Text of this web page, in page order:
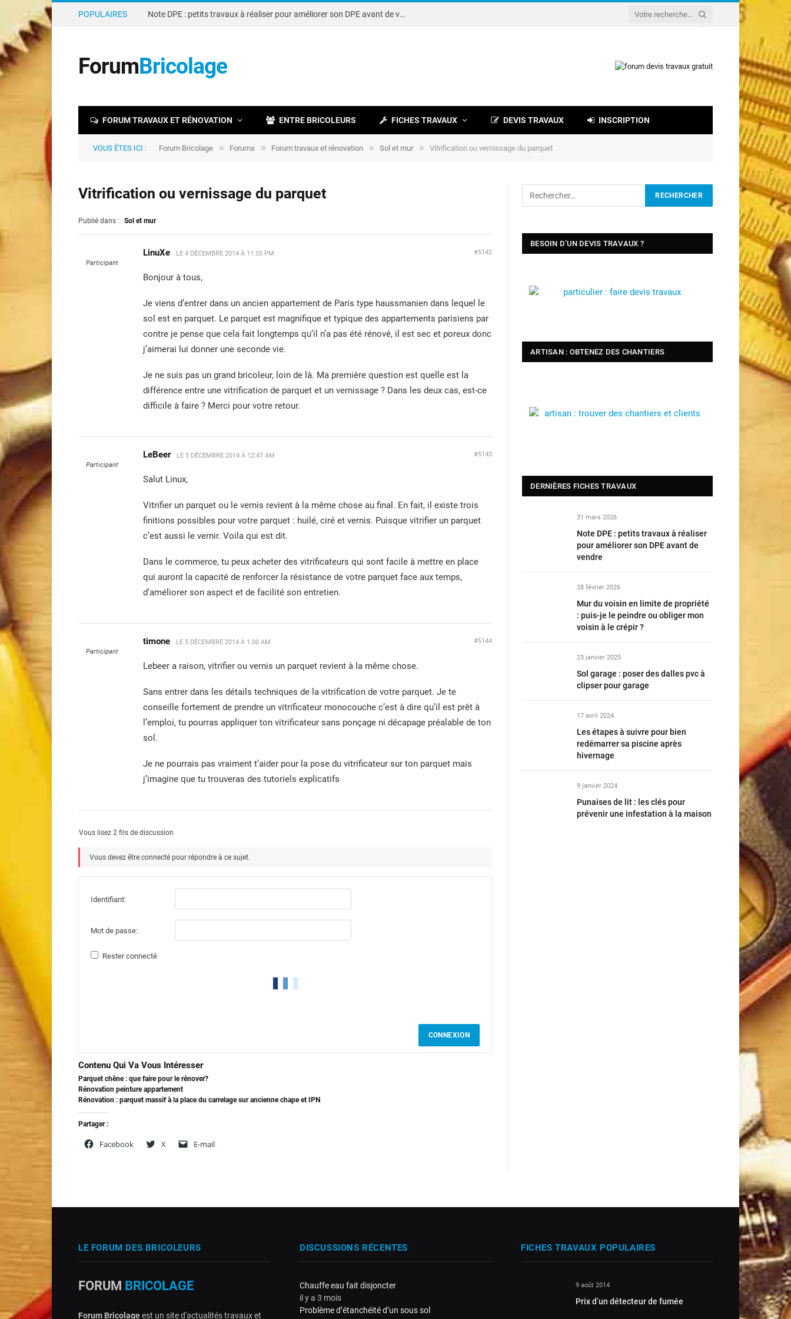
POPULAIRES Note DPE : petits travaux à réaliser pour améliorer son DPE avant de vendre
ForumBricolage
FORUM TRAVAUX ET RÉNOVATION ENTRE BRICOLEURS FICHES TRAVAUX DEVIS TRAVAUX INSCRIPTION
VOUS ÊTES ICI : Forum Bricolage » Forums » Forum travaux et rénovation » Sol et mur » Vitrification ou vernissage du parquet
Vitrification ou vernissage du parquet
Publié dans : Sol et mur
Participant
LinuXe LE 4 DÉCEMBRE 2014 À 11:55 PM #5142
Bonjour à tous,
Je viens d’entrer dans un ancien appartement de Paris type haussmanien dans lequel le
sol est en parquet. Le parquet est magnifique et typique des appartements parisiens par
contre je pense que cela fait longtemps qu’il n’a pas été rénové, il est sec et poreux donc
j’aimerai lui donner une seconde vie.
Je ne suis pas un grand bricoleur, loin de là. Ma première question est quelle est la
différence entre une vitrification de parquet et un vernissage ? Dans les deux cas, est-ce
difficile à faire ? Merci pour votre retour.
Participant
LeBeer LE 5 DÉCEMBRE 2014 À 12:47 AM #5143
Salut Linux,
Vitrifier un parquet ou le vernis revient à la même chose au final. En fait, il existe trois
finitions possibles pour votre parquet : huilé, ciré et vernis. Puisque vitrifier un parquet
c’est aussi le vernir. Voila qui est dit.
Dans le commerce, tu peux acheter des vitrificateurs qui sont facile à mettre en place
qui auront la capacité de renforcer la résistance de votre parquet face aux temps,
d’améliorer son aspect et de facilité son entretien.
Participant
timone LE 5 DÉCEMBRE 2014 À 1:00 AM #5144
Lebeer a raison, vitrifier ou vernis un parquet revient à la même chose.
Sans entrer dans les détails techniques de la vitrification de votre parquet. Je te
conseille fortement de prendre un vitrificateur monocouche c’est à dire qu’il est prêt à
l’emploi, tu pourras appliquer ton vitrificateur sans ponçage ni décapage préalable de ton
sol.
Je ne pourrais pas vraiment t’aider pour la pose du vitrificateur sur ton parquet mais
j’imagine que tu trouveras des tutoriels explicatifs
Vous lisez 2 fils de discussion
Vous devez être connecté pour répondre à ce sujet.
Identifiant:
Mot de passe:
Rester connecté
CONNEXION
Contenu Qui Va Vous Intéresser
Parquet chêne : que faire pour le rénover?
Rénovation peinture appartement
Rénovation : parquet massif à la place du carrelage sur ancienne chape et IPN
Partager :
Facebook X E-mail
BESOIN D’UN DEVIS TRAVAUX ?
ARTISAN : OBTENEZ DES CHANTIERS
DERNIÈRES FICHES TRAVAUX
31 mars 2026
Note DPE : petits travaux à réaliser
pour améliorer son DPE avant de
vendre
28 février 2026
Mur du voisin en limite de propriété
: puis-je le peindre ou obliger mon
voisin à le crépir ?
23 janvier 2025
Sol garage : poser des dalles pvc à
clipser pour garage
17 avril 2024
Les étapes à suivre pour bien
redémarrer sa piscine après
hivernage
9 janvier 2024
Punaises de lit : les clés pour
prévenir une infestation à la maison
LE FORUM DES BRICOLEURS
FORUM BRICOLAGE
Forum Bricolageest un site d'actualités travaux et
DISCUSSIONS RÉCENTES
Chauffe eau fait disjoncter
il y a 3 mois
Problème d’étanchéité d’un sous sol
FICHES TRAVAUX POPULAIRES
9 août 2014
Prix d’un détecteur de fumée